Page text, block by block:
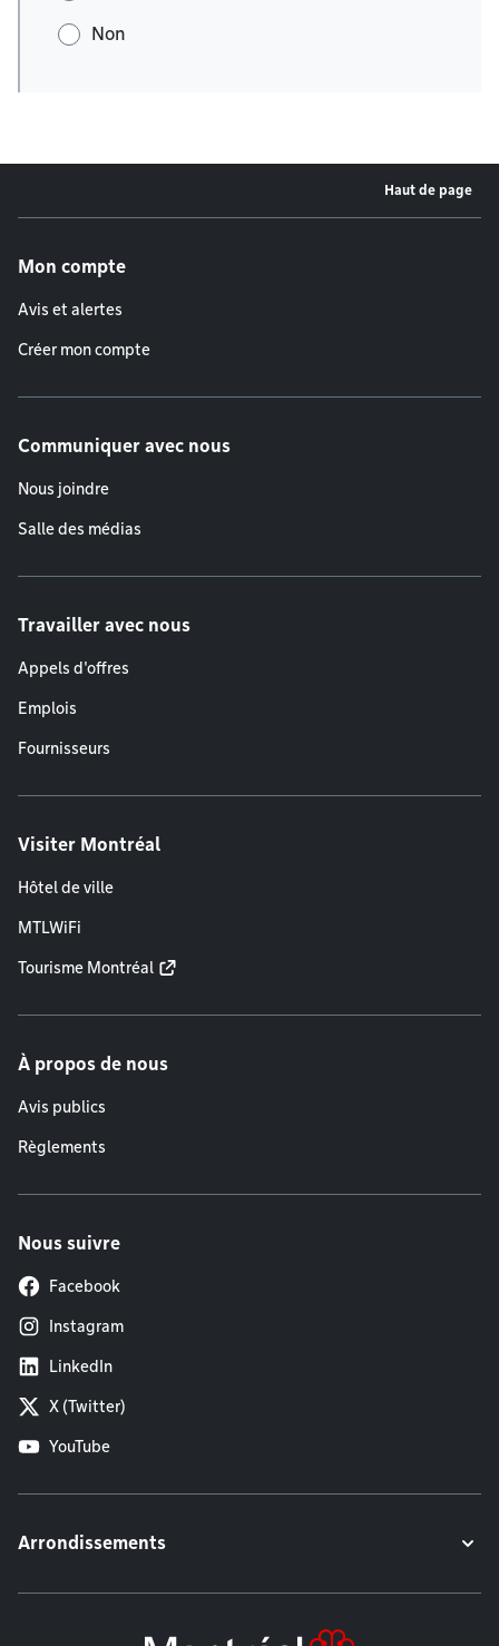
Non
Haut de page
Mon compte
Avis et alertes
Créer mon compte
Communiquer avec nous
Nous joindre
Salle des médias
Travailler avec nous
Appels d'offres
Emplois
Fournisseurs
Visiter Montréal
Hôtel de ville
MTLWiFi
Tourisme Montréal
À propos de nous
Avis publics
Règlements
Nous suivre
Facebook
Instagram
LinkedIn
X (Twitter)
YouTube
Arrondissements